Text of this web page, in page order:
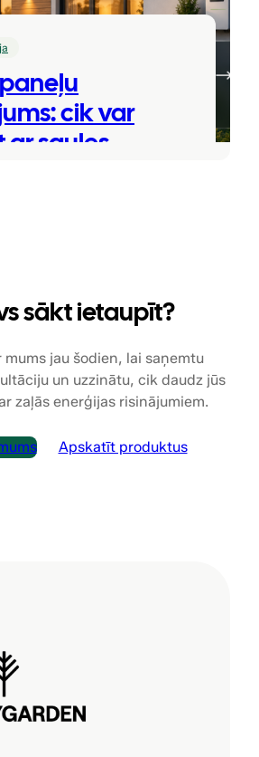
cik var
saules
sākt ietaupīt?
mums jau šodien, lai saņemtu
un uzzinātu, cik daudz jūs
zaļās enerģijas risinājumiem.
Apskatīt produktus